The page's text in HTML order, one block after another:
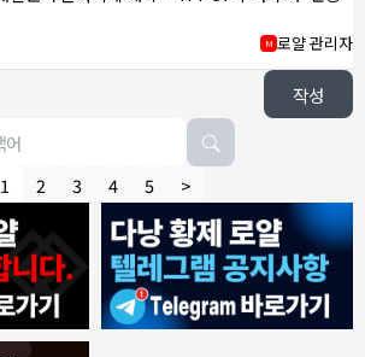
M 로얄 관리자
작성
1 2 3 4 5 >